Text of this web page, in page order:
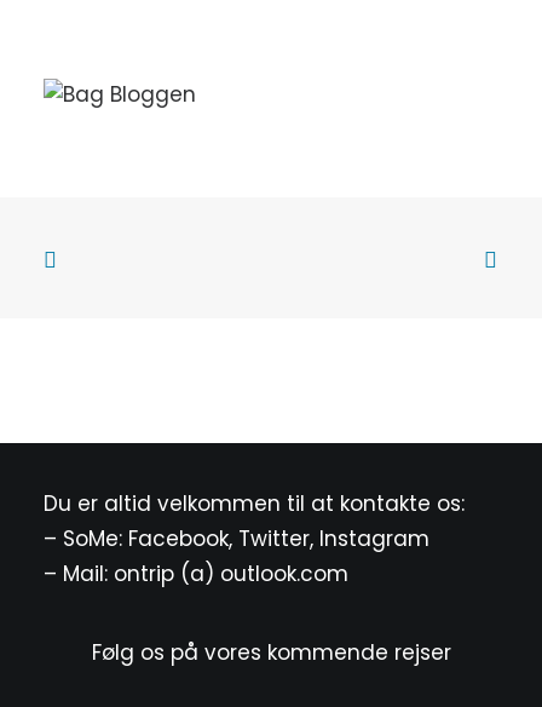
Du er altid velkommen til at kontakte os:
– SoMe: Facebook, Twitter, Instagram
– Mail: ontrip (a) outlook.com
Følg os på vores kommende rejser